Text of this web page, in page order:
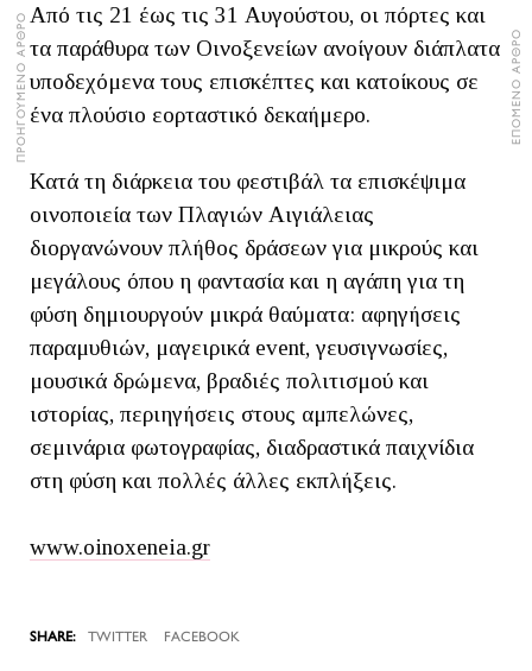
ΠΡΟΗΓΟΥΜΕΝΟ ΑΡΘΡΟ ΕΠΟΜΕΝΟ ΑΡΘΡΟ
Από τις 21 έως τις 31 Αυγούστου, οι πόρτες και
τα παράθυρα των Οινοξενείων ανοίγουν διάπλατα
υποδεχόμενα τους επισκέπτες και κατοίκους σε
ένα πλούσιο εορταστικό δεκαήμερο.
Κατά τη διάρκεια του φεστιβάλ τα επισκέψιμα
οινοποιεία των Πλαγιών Αιγιάλειας
διοργανώνουν πλήθος δράσεων για μικρούς και
μεγάλους όπου η φαντασία και η αγάπη για τη
φύση δημιουργούν μικρά θαύματα: αφηγήσεις
παραμυθιών, μαγειρικά event, γευσιγνωσίες,
μουσικά δρώμενα, βραδιές πολιτισμού και
ιστορίας, περιηγήσεις στους αμπελώνες,
σεμινάρια φωτογραφίας, διαδραστικά παιχνίδια
στη φύση και πολλές άλλες εκπλήξεις.
www.oinoxeneia.gr
TWITTER FACEBOOK